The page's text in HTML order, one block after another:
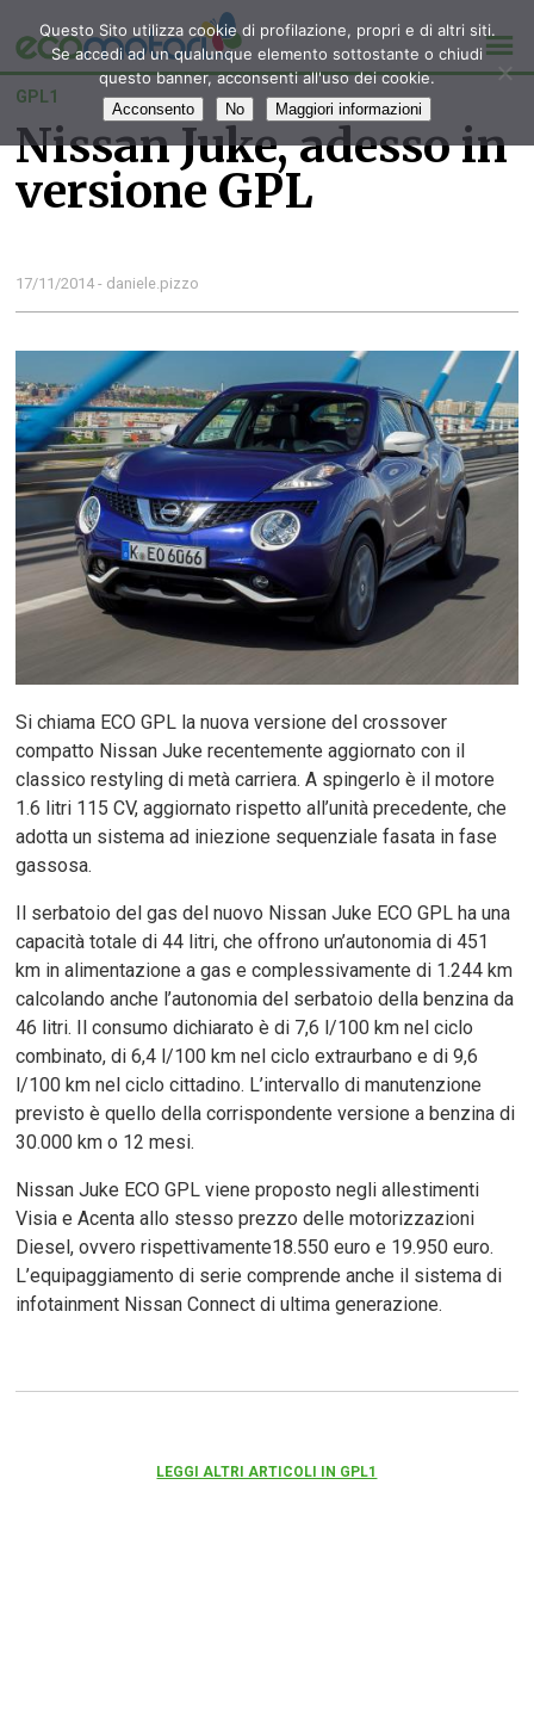
GPL1
Nissan Juke, adesso in
versione GPL
17/11/2014 - daniele.pizzo
Si chiama ECO GPL la nuova versione del crossover
compatto Nissan Juke recentemente aggiornato con il
classico restyling di metà carriera. A spingerlo è il motore
1.6 litri 115 CV, aggiornato rispetto all’unità precedente, che
adotta un sistema ad iniezione sequenziale fasata in fase
gassosa.
Il serbatoio del gas del nuovo Nissan Juke ECO GPL ha una
capacità totale di 44 litri, che offrono un’autonomia di 451
km in alimentazione a gas e complessivamente di 1.244 km
calcolando anche l’autonomia del serbatoio della benzina da
46 litri. Il consumo dichiarato è di 7,6 l/100 km nel ciclo
combinato, di 6,4 l/100 km nel ciclo extraurbano e di 9,6
l/100 km nel ciclo cittadino. L’intervallo di manutenzione
previsto è quello della corrispondente versione a benzina di
30.000 km o 12 mesi.
Nissan Juke ECO GPL viene proposto negli allestimenti
Visia e Acenta allo stesso prezzo delle motorizzazioni
Diesel, ovvero rispettivamente18.550 euro e 19.950 euro.
L’equipaggiamento di serie comprende anche il sistema di
infotainment Nissan Connect di ultima generazione.
LEGGI ALTRI ARTICOLI IN GPL1
Questo Sito utilizza cookie di profilazione, propri e di altri siti.
Se accedi ad un qualunque elemento sottostante o chiudi
questo banner, acconsenti all'uso dei cookie.
Acconsento No Maggiori informazioni